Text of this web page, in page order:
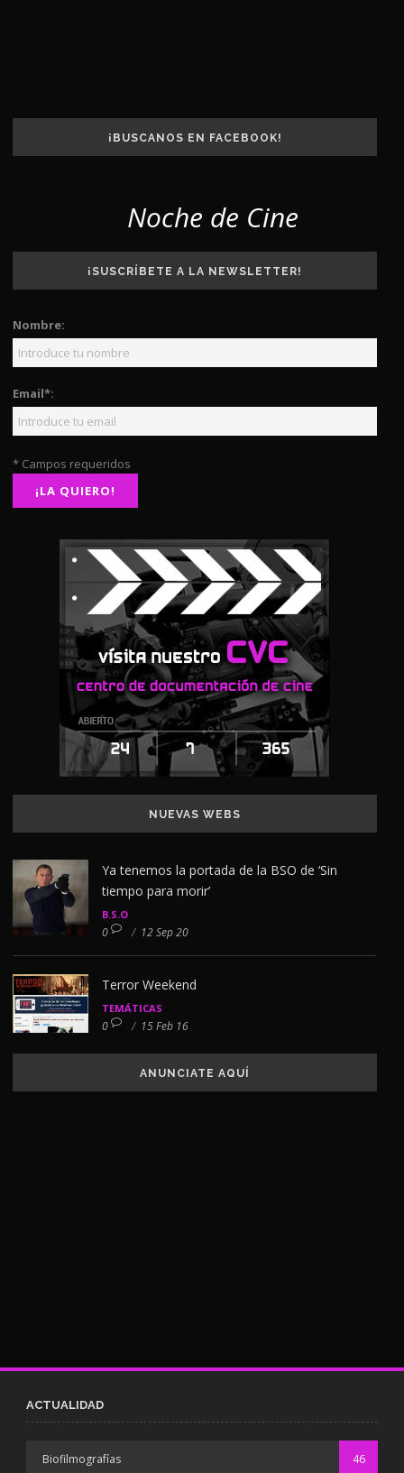
¡BUSCANOS EN FACEBOOK!
Noche de Cine
¡SUSCRÍBETE A LA NEWSLETTER!
Nombre:
Email*:
* Campos requeridos
NUEVAS WEBS
Ya tenemos la portada de la BSO de ‘Sin
tiempo para morir’
B.S.O
0 / 12 Sep 20
Terror Weekend
TEMÁTICAS
0 / 15 Feb 16
ANUNCIATE AQUÍ
ACTUALIDAD
Biofilmografías 46